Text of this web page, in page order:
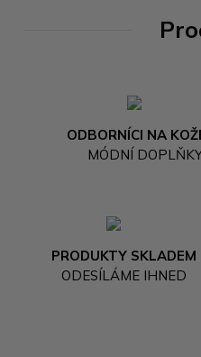
ODBORNÍCI NA
MÓDNÍ
PRODUKTY SKLADEM
ODESÍLÁME IHNED